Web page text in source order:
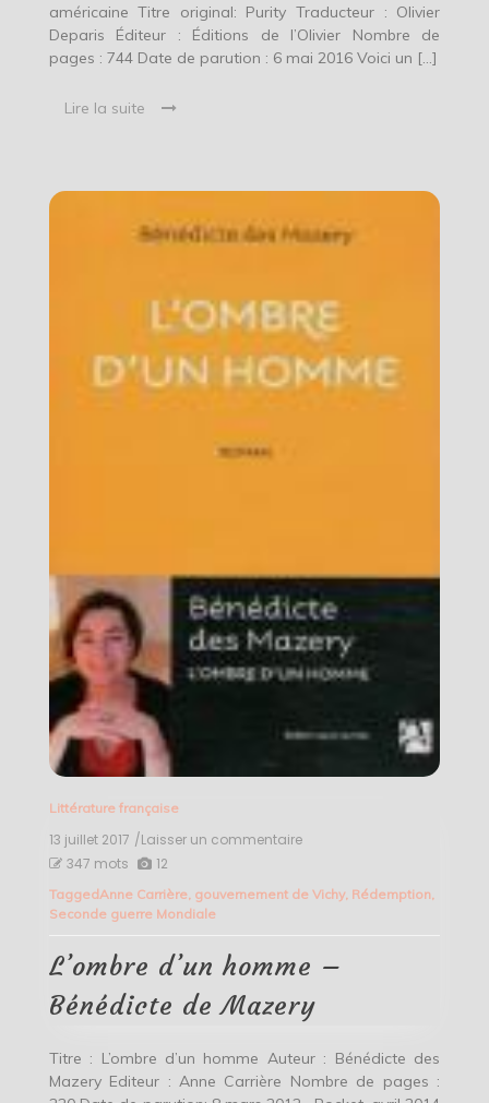
américaine Titre original: Purity Traducteur : Olivier
Deparis Éditeur : Éditions de l’Olivier Nombre de
pages : 744 Date de parution : 6 mai 2016 Voici un […]
Lire la suite
Littérature française
13 juillet 2017 /Laisser un commentaireon
homme
Mazery
347 mots 12
TaggedAnne Carrière, gouvernement de Vichy, Rédemption,
Seconde guerre Mondiale
L’ombre d’un homme –
Bénédicte de Mazery
Titre : L’ombre d’un homme Auteur : Bénédicte des
Mazery Editeur : Anne Carrière Nombre de pages :